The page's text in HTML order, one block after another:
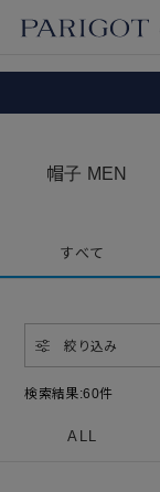
帽子 MEN
すべて
検索結果:60件
絞り込み
ALL